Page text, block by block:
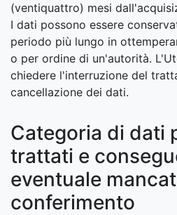
(ventiquattro) mesi
I dati possono essere
periodo più lungo in
o per ordine di un'autorità.
chiedere l'interruzione del
cancellazione dei dati.
Categoria di dati
trattati e
eventuale
conferimento